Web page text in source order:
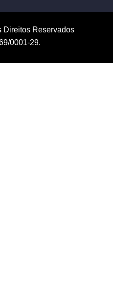
Direitos Reservados
0001-29.